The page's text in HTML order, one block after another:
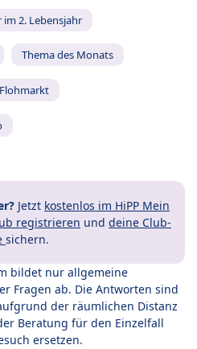
im 2. Lebensjahr
Thema des Monats
Flohmarkt
Jetzt kostenlos im HiPP Mein
registrieren und deine Club-
sichern.
bildet nur allgemeine
Fragen ab. Die Antworten sind
der räumlichen Distanz
Beratung für den Einzelfall
ersetzen.